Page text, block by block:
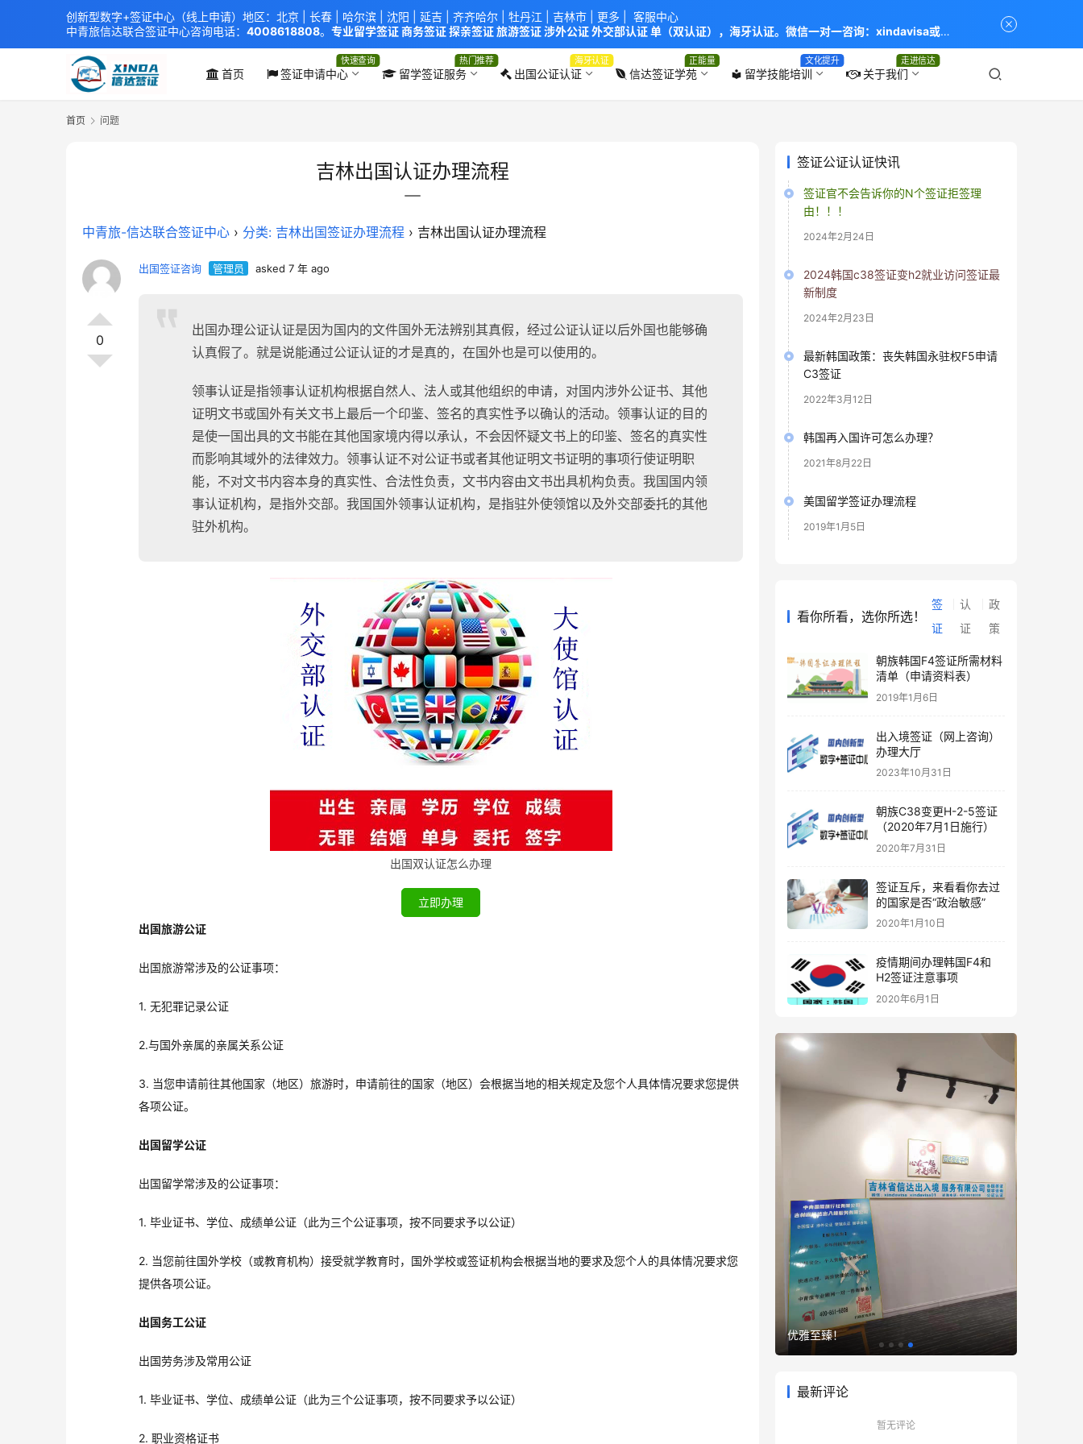
首页 签证申请中心
快速查询
留学签证服务
热门推荐
出国公证认证
海牙认证
信达签证学苑
正能量
local_library 留学技能培训
文化提升
关于我们
走进信达
首页 问题
吉林出国认证办理流程
中青旅-信达联合签证中心 › 分类: 吉林出国签证办理流程 › 吉林出国认证办理流程
0
出国签证咨询 管理员 asked 7 年 ago
出国办理公证认证是因为国内的文件国外无法辨别其真假，经过公证认证以后外国也能够确
认真假了。就是说能通过公证认证的才是真的，在国外也是可以使用的。
领事认证是指领事认证机构根据自然人、法人或其他组织的申请，对国内涉外公证书、其他
证明文书或国外有关文书上最后一个印鉴、签名的真实性予以确认的活动。领事认证的目的
是使一国出具的文书能在其他国家境内得以承认，不会因怀疑文书上的印鉴、签名的真实性
而影响其域外的法律效力。领事认证不对公证书或者其他证明文书证明的事项行使证明职
能，不对文书内容本身的真实性、合法性负责，文书内容由文书出具机构负责。 我国国内领
事认证机构，是指外交部。我国国外领事认证机构，是指驻外使领馆以及外交部委托的其他
驻外机构。
出国双认证怎么办理
立即办理
出国旅游公证
出国旅游常涉及的公证事项：
1. 无犯罪记录公证
2.与国外亲属的亲属关系公证
3. 当您申请前往其他国家（地区）旅游时，申请前往的国家（地区）会根据当地的相关规定及您个人具体情况要求您提供
各项公证。
出国留学公证
出国留学常涉及的公证事项：
1. 毕业证书、学位、成绩单公证（此为三个公证事项，按不同要求予以公证）
2. 当您前往国外学校（或教育机构）接受就学教育时，国外学校或签证机构会根据当地的要求及您个人的具体情况要求您
提供各项公证。
出国务工公证
出国劳务涉及常用公证
1. 毕业证书、学位、成绩单公证（此为三个公证事项，按不同要求予以公证）
2. 职业资格证书
签证公证认证快讯
签证官不会告诉你的N个签证拒签理
由！！！
2024年2月24日
2024韩国c38签证变h2就业访问签证最
新制度
2024年2月23日
最新韩国政策：丧失韩国永驻权F5申请
C3签证
2022年3月12日
韩国再入国许可怎么办理？
2021年8月22日
美国留学签证办理流程
2019年1月5日
看你所看，选你所选！
签
证
认
证
政
策
朝族韩国F4签证所需材料
清单（申请资料表）
2019年1月6日
出入境签证（网上咨询）
办理大厅
2023年10月31日
朝族C38变更H-2-5签证
（2020年7月1日施行）
2020年7月31日
签证互斥，来看看你去过
的国家是否“政治敏感”
2020年1月10日
疫情期间办理韩国F4和
H2签证注意事项
2020年6月1日
优雅至臻！
最新评论
暂无评论
创新型数字+签证中心（线上申请）地区：北京 | 长春 哈尔滨 沈阳 延吉 | 齐齐哈尔 | 牡丹江 吉林市 | 更多 | 客服中心
中青旅信达联合签证中心咨询电话： 4008618808。 专业留学签证 商务签证 探亲签证 旅游签证 涉外公证 外交部认证 单（双认证），海牙认证。微信一对一咨询：xindavisa或
xindavisa01 免责声明：本站非政府网站，不隶属于大使馆！提供服务机构：信达出入境服务有限公司/中青国际旅行社有限公司.专业：留学签证 商务签证 探亲签证 旅游签证 涉外公证
外交部认证 单（双认证），海牙认证。